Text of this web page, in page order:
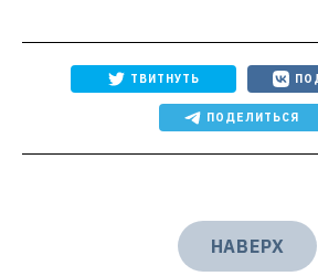
ТВИТНУТЬ
ПОДЕЛИТЬСЯ
НАВЕРХ